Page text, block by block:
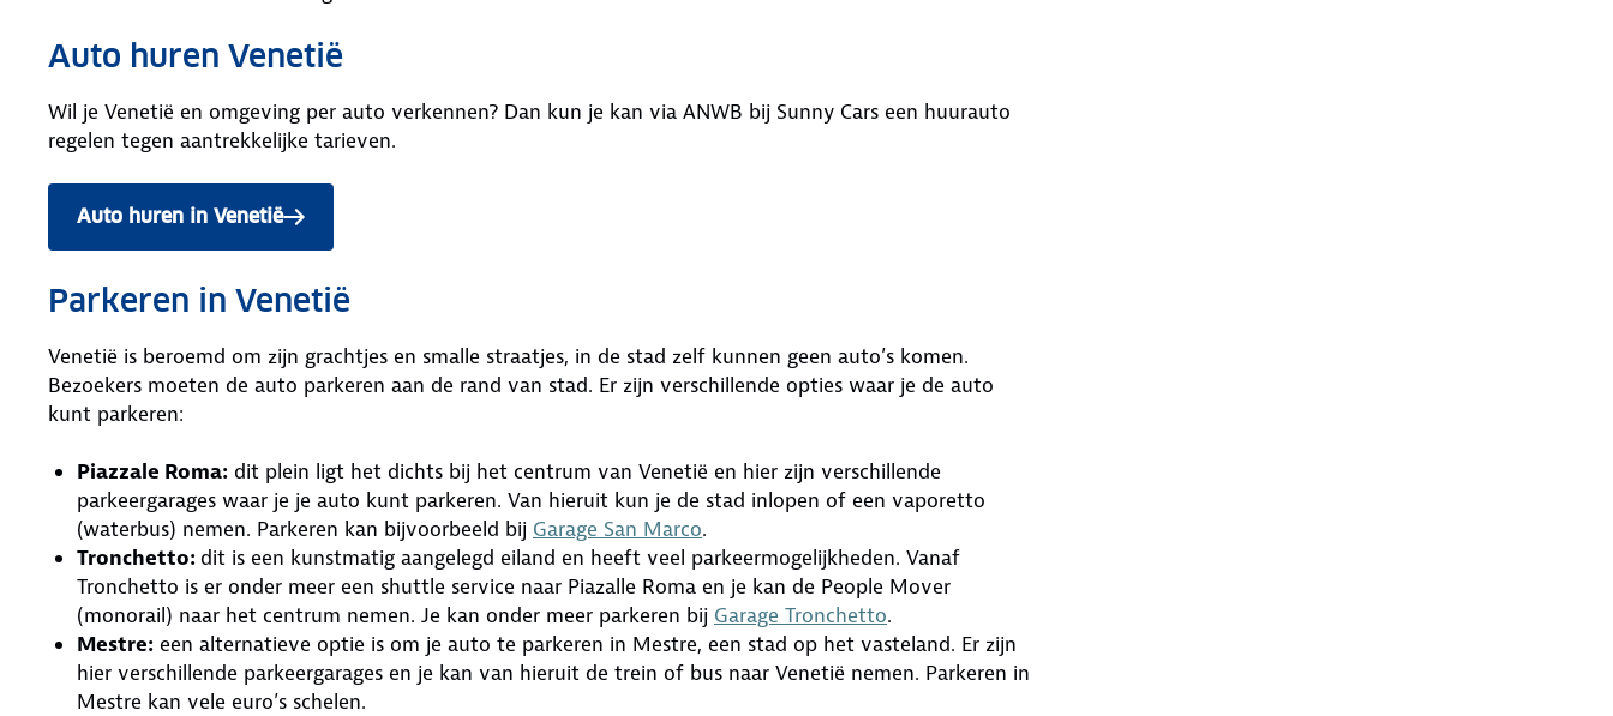
Auto huren Venetië
Wil je Venetië en omgeving per auto verkennen? Dan kun je kan via ANWB bij Sunny Cars een huurauto
regelen tegen aantrekkelijke tarieven.
Auto huren in Venetië
Parkeren in Venetië
Venetië is beroemd om zijn grachtjes en smalle straatjes, in de stad zelf kunnen geen auto’s komen.
Bezoekers moeten de auto parkeren aan de rand van stad. Er zijn verschillende opties waar je de auto
kunt parkeren:
Piazzale Roma: dit plein ligt het dichts bij het centrum van Venetië en hier zijn verschillende
parkeergarages waar je je auto kunt parkeren. Van hieruit kun je de stad inlopen of een vaporetto
(waterbus) nemen. Parkeren kan bijvoorbeeld bij Garage San Marco.
Tronchetto: dit is een kunstmatig aangelegd eiland en heeft veel parkeermogelijkheden. Vanaf
Tronchetto is er onder meer een shuttle service naar Piazalle Roma en je kan de People Mover
(monorail) naar het centrum nemen. Je kan onder meer parkeren bij Garage Tronchetto.
Mestre: een alternatieve optie is om je auto te parkeren in Mestre, een stad op het vasteland. Er zijn
hier verschillende parkeergarages en je kan van hieruit de trein of bus naar Venetië nemen. Parkeren in
Mestre kan vele euro’s schelen.